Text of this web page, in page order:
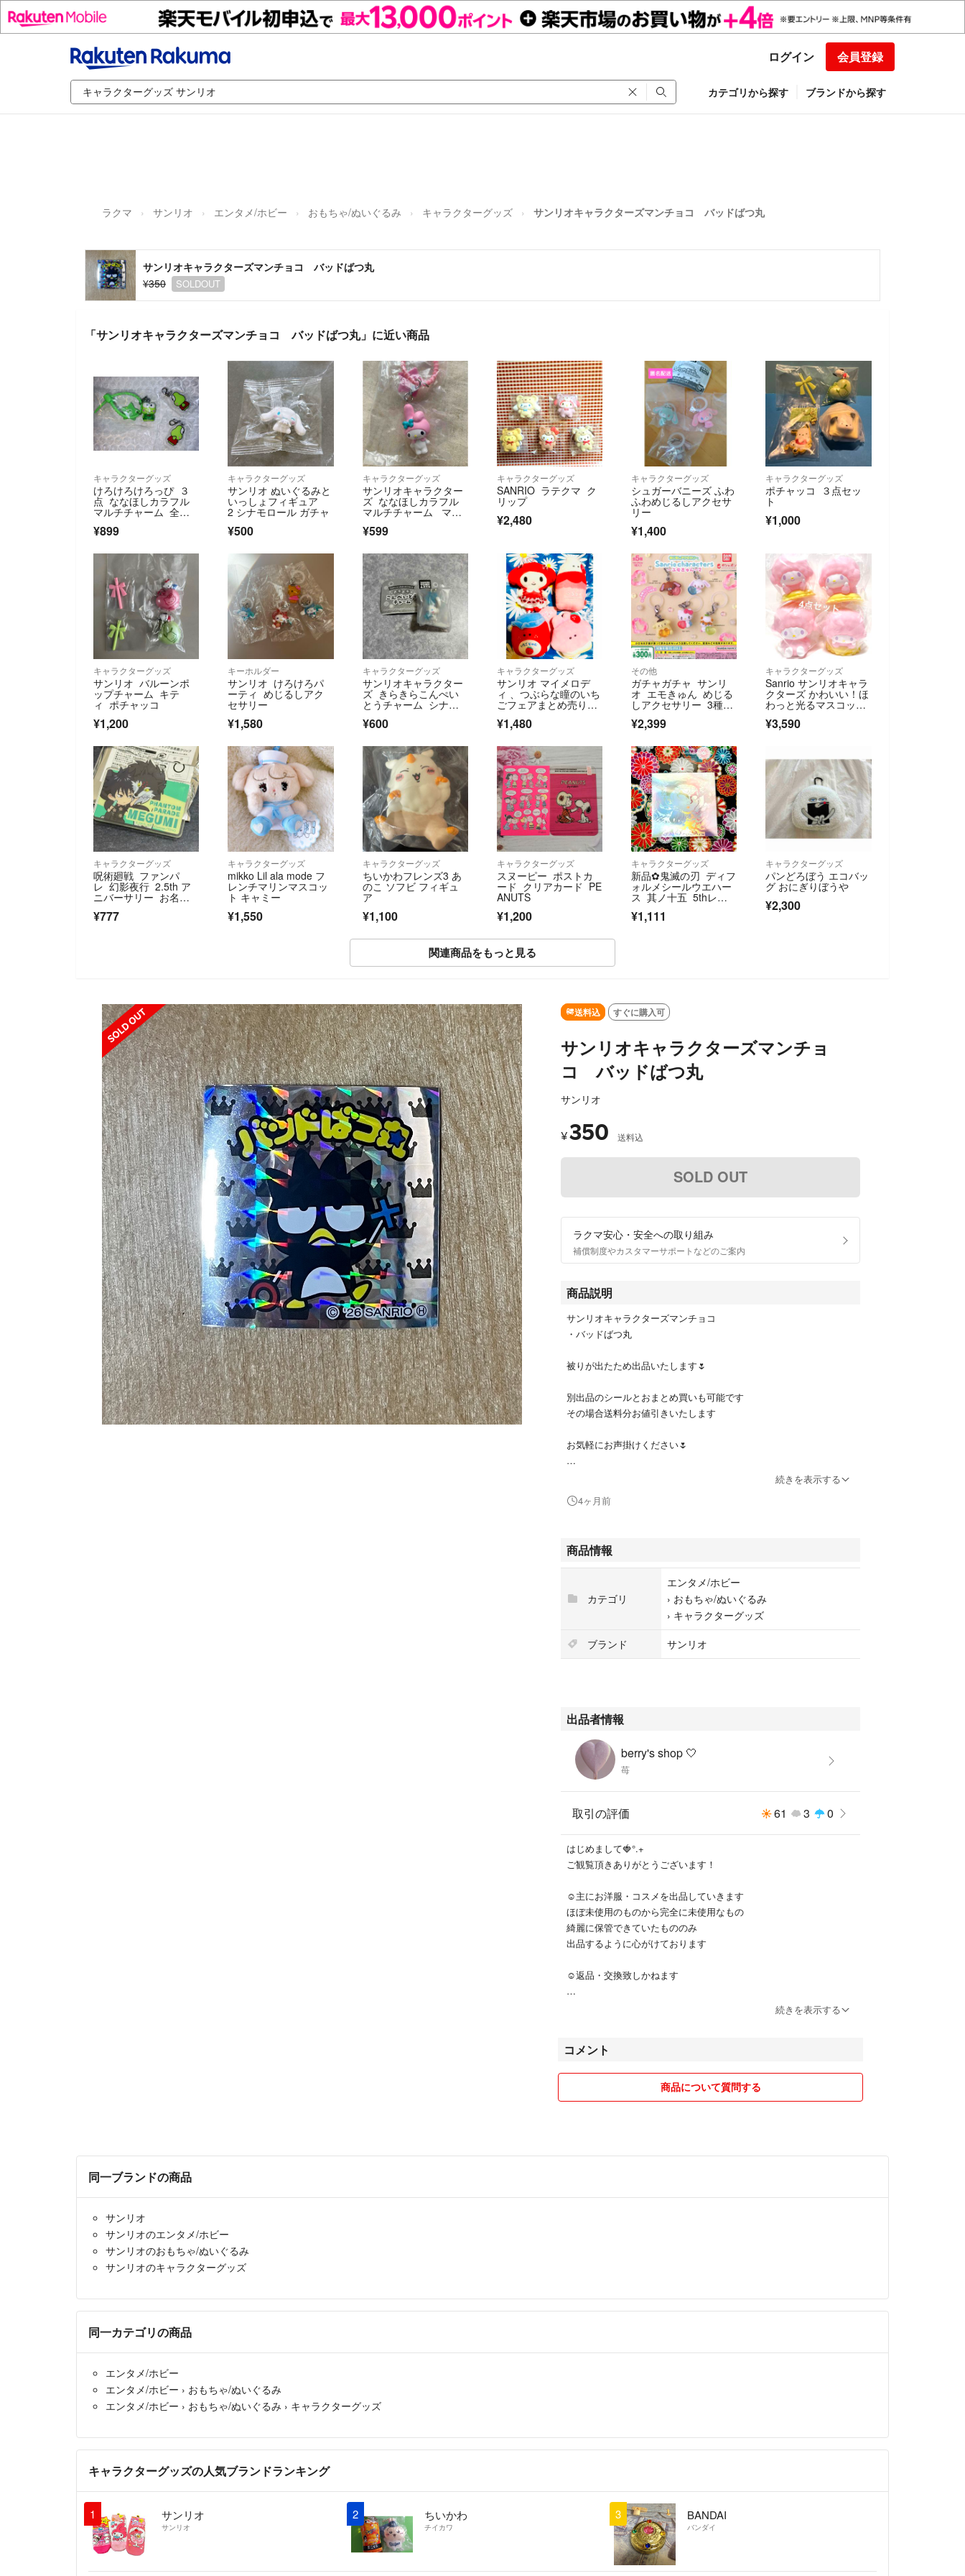
ログイン 会員登録
カテゴリから探す ブランドから探す
ラクマ サンリオ エンタメ/ホビー おもちゃ/ぬいぐるみ キャラクターグッズ サンリオキャラクターズマンチョコ バッドばつ丸
サンリオキャラクターズマンチョコ バッドばつ丸
¥350
SOLDOUT
「サンリオキャラクターズマンチョコ バッドばつ丸」に近い商品
キャラクターグッズ
けろけろけろっぴ ３
点 ななほしカラフル
マルチチャーム 全方
位アクリルチャー
ム 右側面 左側面
¥899
キャラクターグッズ
サンリオ ぬいぐるみと
いっしょフィギュア
2 シナモロール ガチャ
¥500
キャラクターグッズ
サンリオキャラクター
ズ ななほしカラフル
マルチチャーム マイ
メロディー マイメ
ロ ガチャ
¥599
キャラクターグッズ
SANRIO ラテクマ ク
リップ
¥2,480
キャラクターグッズ
シュガーバニーズ ふわ
ふわめじるしアクセサ
リー
¥1,400
キャラクターグッズ
ポチャッコ ３点セッ
ト
¥1,000
キャラクターグッズ
サンリオ バルーンポ
ップチャーム キテ
ィ ポチャッコ
¥1,200
キーホルダー
サンリオ けろけろパ
ーティ めじるしアク
セサリー
¥1,580
キャラクターグッズ
サンリオキャラクター
ズ きらきらこんぺい
とうチャーム シナモ
¥600
キャラクターグッズ
サンリオ マイメロデ
ィ 、つぶらな瞳のいち
ごフェアまとめ売りセ
¥1,480
その他
ガチャガチャ サンリ
オ エモきゅん めじる
しアクセサリー 3種セ
¥2,399
キャラクターグッズ
Sanrio サンリオキャラ
クターズ かわいい！ほ
わっと光るマスコット
イト マイスウィートピ
¥3,590
キャラクターグッズ
呪術廻戦 ファンパ
レ 幻影夜行 2.5th ア
ニバーサリー お名前
¥777
キャラクターグッズ
mikko Lil ala mode フ
レンチマリンマスコッ
ト キャミー
¥1,550
キャラクターグッズ
ちいかわフレンズ3 あ
のこ ソフビ フィギュ
ア
¥1,100
キャラクターグッズ
スヌーピー ポストカ
ード クリアカード PE
ANUTS
¥1,200
キャラクターグッズ
新品✿鬼滅の刃 ディフ
ォルメシールウエハー
ス 其ノ十五 5thレ
¥1,111
キャラクターグッズ
パンどろぼう エコバッ
グ おにぎりぼうや
¥2,300
関連商品をもっと見る
SOLD OUT 送料込 すぐに購入可
サンリオキャラクターズマンチョ
コ バッドばつ丸
サンリオ
¥350 送料込
SOLD OUT
ラクマ安心・安全への取り組み
補償制度やカスタマーサポートなどのご案内
商品説明
サンリオキャラクターズマンチョコ
・バッドばつ丸
被りが出たため出品いたします🌷
別出品のシールとおまとめ買いも可能です
その場合送料分お値引きいたします
お気軽にお声掛けください🌷
#サンリオキャラクターズマンチョコ
続きを表示する
4ヶ月前
商品情報
カテゴリ
エンタメ/ホビー
› おもちゃ/ぬいぐるみ
› キャラクターグッズ
ブランド
サンリオ
出品者情報
berry's shop 🤍
苺
取引の評価 61 3 0
はじめまして🍓°.+
ご観覧頂きありがとうございます！
☺︎主にお洋服・コスメを出品していきます
ほぼ未使用のものから完全に未使用なもの
綺麗に保管できていたもののみ
出品するように心がけております
☺︎返品・交換致しかねます
☺︎お値下げ交渉は時間がある時のみ対応させて頂きます
☺︎送料に関しましても時間がある時は対応させて頂きます
基本、送料分を差し引いた価格設定としておりますが
交渉はお受けいたします
☺︎キズ・汚れ等は気おつけておりますが
続きを表示する
コメント
商品について質問する
同一ブランドの商品
サンリオ
サンリオのエンタメ/ホビー
サンリオのおもちゃ/ぬいぐるみ
サンリオのキャラクターグッズ
同一カテゴリの商品
エンタメ/ホビー
エンタメ/ホビー › おもちゃ/ぬいぐるみ
エンタメ/ホビー › おもちゃ/ぬいぐるみ › キャラクターグッズ
キャラクターグッズの人気ブランドランキング
1 サンリオ
サンリオ
2 ちいかわ
チイカワ
3 BANDAI
バンダイ